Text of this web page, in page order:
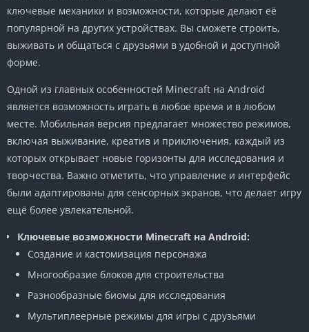
ключевые механики и возможности, которые делают её
популярной на других устройствах. Вы сможете строить,
выживать и общаться с друзьями в удобной и доступной
форме.
Одной из главных особенностей Minecraft на Android
является возможность играть в любое время и в любом
месте. Мобильная версия предлагает множество режимов,
включая выживание, креатив и приключения, каждый из
которых открывает новые горизонты для исследования и
творчества. Важно отметить, что управление и интерфейс
были адаптированы для сенсорных экранов, что делает игру
ещё более увлекательной.
Ключевые возможности Minecraft на Android:
Создание и кастомизация персонажа
Многообразие блоков для строительства
Разнообразные биомы для исследования
Мультиплеерные режимы для игры с друзьями